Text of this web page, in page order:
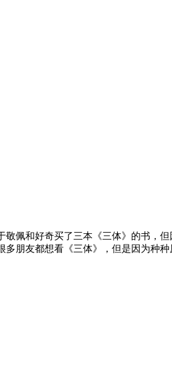
敬佩和好奇买了三本《三体》的书，
朋友都想看《三体》，但是因为种